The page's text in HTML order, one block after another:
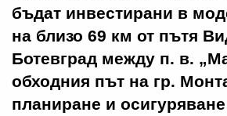
бъдат инвестирани в
на близо 69 км от пътя
Ботевград между п. в.
обходния път на гр.
планиране и